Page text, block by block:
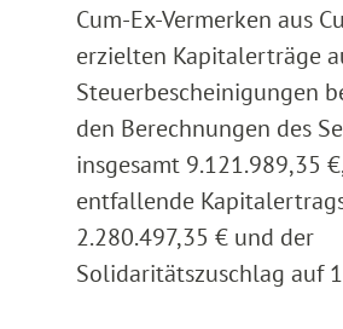
Cum-Ex-Vermerken aus
erzielten Kapitalerträge
Steuerbescheinigungen
den Berechnungen des
insgesamt 9.121.989,35
entfallende
2.280.497,35 € und der
Solidaritätszuschlag auf